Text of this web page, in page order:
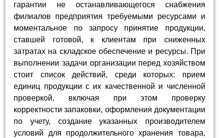
гарантии не останавливающегося снабжения
филиалов предприятия требуемыми ресурсами и
моментальное по запросу принятие продукции,
ставшей готовой, к клиентам при сниженных
затратах на складское обеспечение и ресурсы. При
выполнении задачи организации перед хозяйством
стоит список действий, среди которых: прием
единиц продукции с их качественной и численной
проверкой, включая при этом проверку
корректности запаковки, оформления документации
по учету, создание указанных производителем
условий для продолжительного хранения товара,